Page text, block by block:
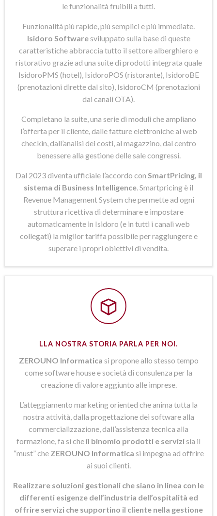
le funzionalità fruibili a tutti.
Funzionalità più rapide, più semplici e più immediate.
Isidoro Softwaresviluppato sulla base di queste
caratteristiche abbraccia tutto il settore alberghiero e
ristorativo grazie ad una suite di prodotti integrata quale
IsidoroPMS (hotel), IsidoroPOS (ristorante), IsidoroBE
(prenotazioni dirette dal sito), IsidoroCM (prenotazioni
dai canali OTA).
Completano la suite, una serie di moduli che ampliano
l’offerta per il cliente, dalle fatture elettroniche al web
checkin, dall’analisi dei costi, al magazzino, dal centro
benessere alla gestione delle sale congressi.
Dal 2023 diventa ufficiale l’accordo con SmartPricing, il
sistema di Business Intelligence . Smartpricing è il
Revenue Management System che permette ad ogni
struttura ricettiva di determinare e impostare
automaticamente in Isidoro (e in tutti i canali web
collegati) la miglior tariffa possibile per raggiungere e
superare i propri obiettivi di vendita.
LLA NOSTRA STORIA PARLA PER NOI.
ZEROUNO Informatica si propone allo stesso tempo
come software house e società di consulenza per la
creazione di valore aggiunto alle imprese.
L’atteggiamento marketing oriented che anima tutta la
nostra attività, dalla progettazione dei software alla
commercializzazione, dall’assistenza tecnica alla
formazione, fa si che il binomio prodotti e servizisia il
“must” che ZEROUNO Informatica si impegna ad offrire
ai suoi clienti.
Realizzare soluzioni gestionali che siano in linea con le
differenti esigenze dell’industria dell’ospitalità ed
offrire servizi che supportino il cliente nella gestione